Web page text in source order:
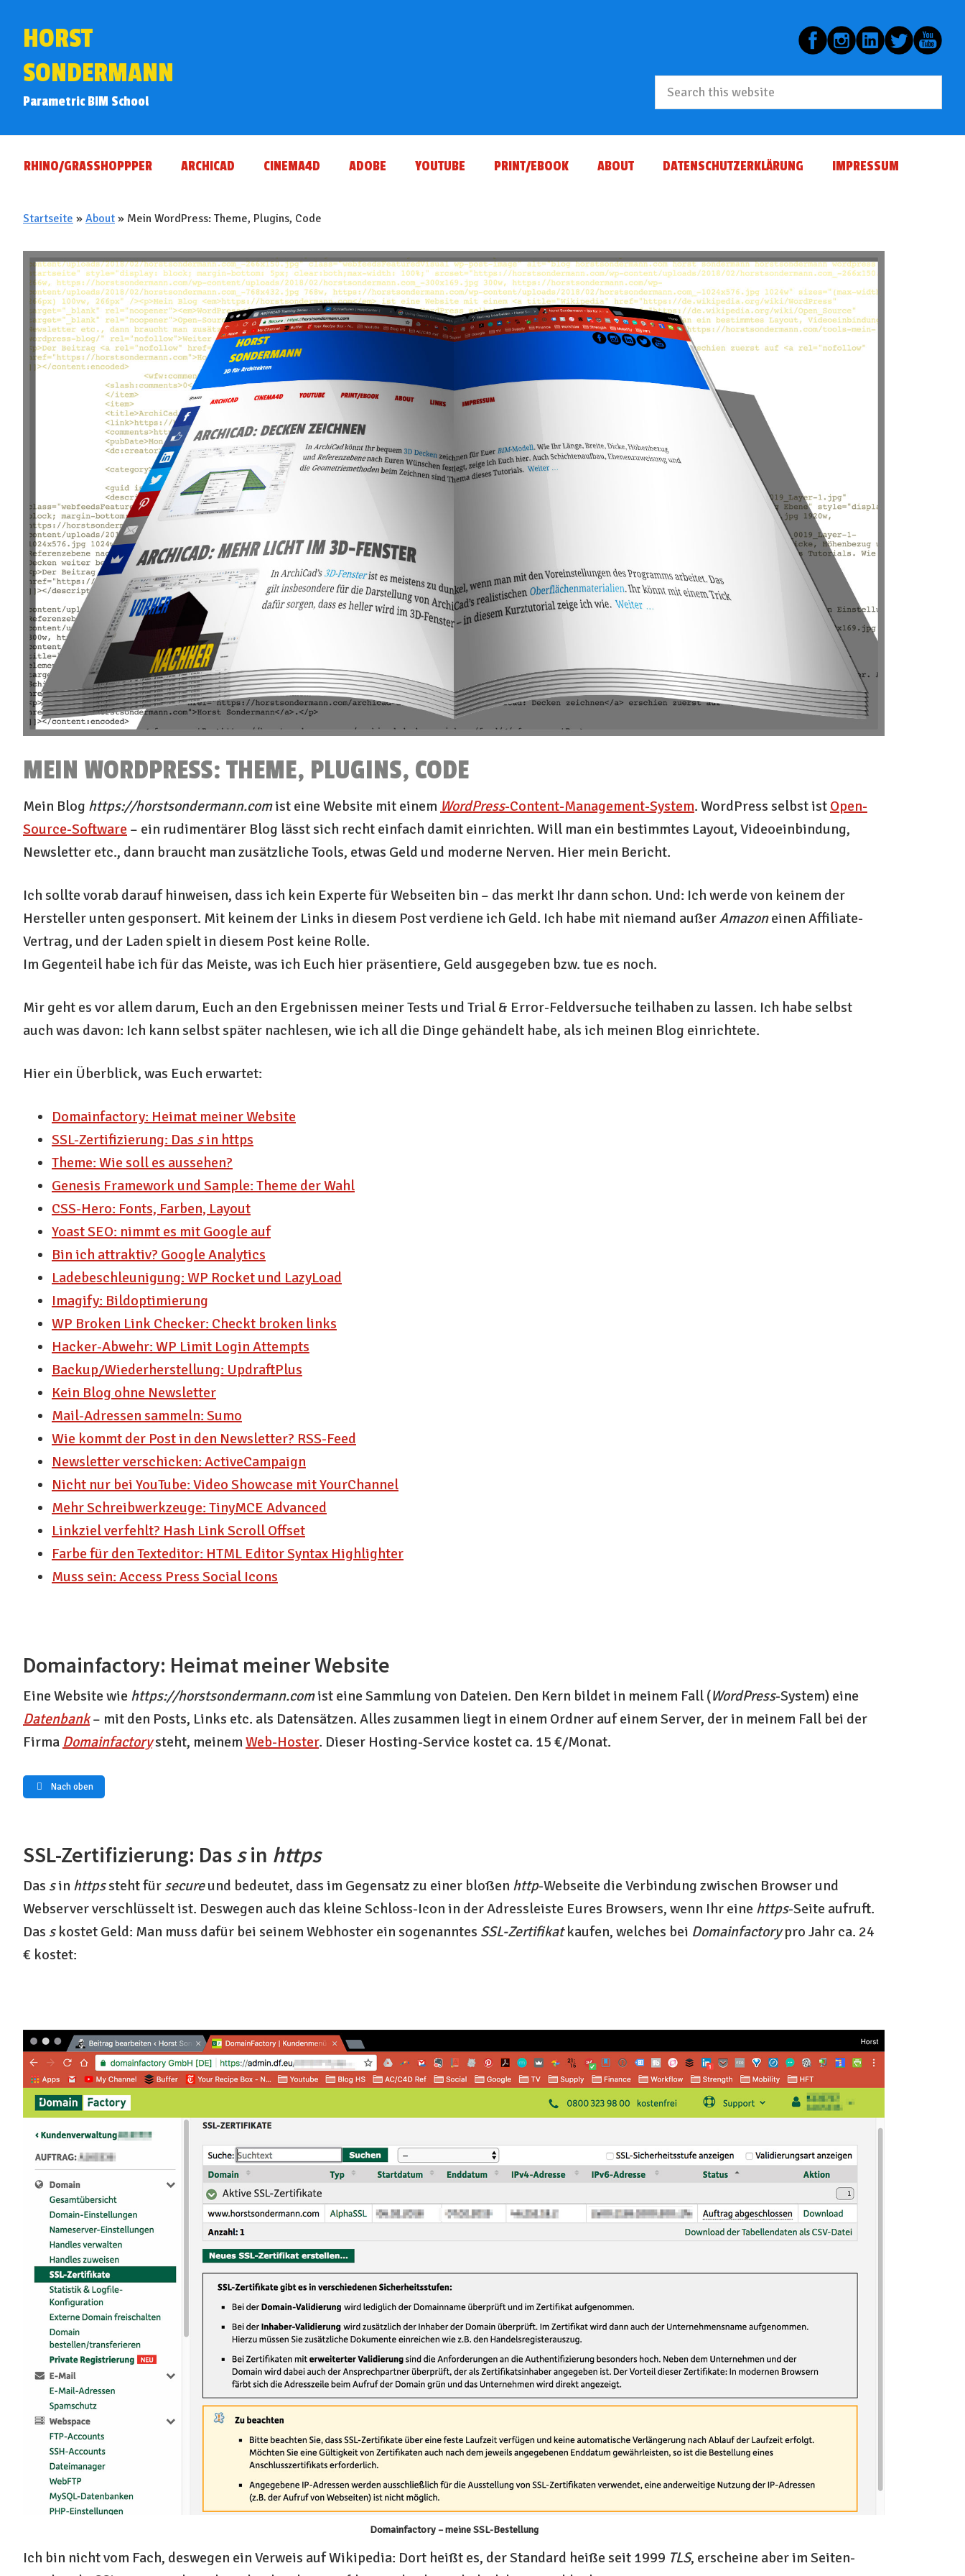
navigation
content
HORST
SONDERMANN
Parametric BIM School
Search
this
website
RHINO/GRASSHOPPPER ARCHICAD CINEMA4D ADOBE YOUTUBE PRINT/EBOOK ABOUT DATENSCHUTZERKLÄRUNG IMPRESSUM
Startseite » About » Mein WordPress: Theme, Plugins, Code
MEIN WORDPRESS: THEME, PLUGINS, CODE
Mein Blog https://horstsondermann.comist eine Website mit einem WordPress-Content-Management-System. WordPress selbst ist Open-
Source-Software – ein rudimentärer Blog lässt sich recht einfach damit einrichten. Will man ein bestimmtes Layout, Videoeinbindung,
Newsletter etc., dann braucht man zusätzliche Tools, etwas Geld und moderne Nerven. Hier mein Bericht.
Ich sollte vorab darauf hinweisen, dass ich kein Experte für Webseiten bin – das merkt Ihr dann schon. Und: Ich werde von keinem der
Hersteller unten gesponsert. Mit keinem der Links in diesem Post verdiene ich Geld. Ich habe mit niemand außerAmazoneinen Affiliate-
Vertrag, und der Laden spielt in diesem Post keine Rolle.
Im Gegenteil habe ich für das Meiste, was ich Euch hier präsentiere, Geld ausgegeben bzw. tue es noch.
Mir geht es vor allem darum, Euch an den Ergebnissen meiner Tests und Trial & Error-Feldversuche teilhaben zu lassen. Ich habe selbst
auch was davon: Ich kann selbst später nachlesen, wie ich all die Dinge gehändelt habe, als ich meinen Blog einrichtete.
Hier ein Überblick, was Euch erwartet:
Domainfactory: Heimat meiner Website
SSL-Zertifizierung: Das sin https
Theme: Wie soll es aussehen?
Genesis Framework und Sample: Theme der Wahl
CSS-Hero: Fonts, Farben, Layout
Yoast SEO: nimmt es mit Google auf
Bin ich attraktiv? Google Analytics
Ladebeschleunigung: WP Rocket und LazyLoad
Imagify: Bildoptimierung
WP Broken Link Checker: Checkt broken links
Hacker-Abwehr: WP Limit Login Attempts
Backup/Wiederherstellung: UpdraftPlus
Kein Blog ohne Newsletter
Mail-Adressen sammeln: Sumo
Wie kommt der Post in den Newsletter? RSS-Feed
Newsletter verschicken: ActiveCampaign
Nicht nur bei YouTube: Video Showcase mit YourChannel
Mehr Schreibwerkzeuge: TinyMCE Advanced
Linkziel verfehlt? Hash Link Scroll Offset
Farbe für den Texteditor: HTML Editor Syntax Highlighter
Muss sein: Access Press Social Icons
Domainfactory: Heimat meiner Website
Eine Website wie https://horstsondermann.comist eine Sammlung von Dateien. Den Kern bildet in meinem Fall (WordPress-System) eine
Datenbank– mit den Posts, Links etc. als Datensätzen. Alles zusammen liegt in einem Ordner auf einem Server, der in meinem Fall bei der
Firma Domainfactorysteht, meinemWeb-Hoster. Dieser Hosting-Service kostet ca. 15 €/Monat.
Nach oben
SSL-Zertifizierung: Dassin https
Das sin httpssteht für secureund bedeutet, dass im Gegensatz zu einer bloßen http-Webseite die Verbindung zwischen Browser und
Webserver verschlüsselt ist. Deswegen auch das kleine Schloss-Icon in der Adressleiste Eures Browsers, wenn Ihr eine https-Seite aufruft.
Das skostet Geld: Man muss dafür bei seinem Webhoster ein sogenanntes SSL-Zertifikatkaufen, welches bei Domainfactorypro Jahr ca. 24
€ kostet:
Domainfactory – meine SSL-Bestellung
Ich bin nicht vom Fach, deswegen ein Verweis auf Wikipedia: Dort heißt es, der Standard heiße seit 1999 TLS, erscheine aber im Seiten-